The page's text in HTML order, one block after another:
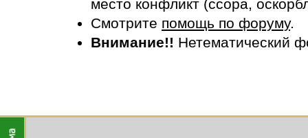
место конфликт (ссора,
Смотрите помощь по форуму.
Внимание!! Нетематический